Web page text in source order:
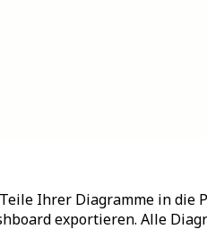
Ihrer Diagramme in die
exportieren. Alle